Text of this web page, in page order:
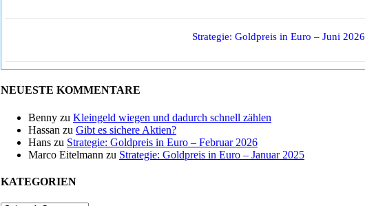
Strategie: Goldpreis in Euro – Juni 2026
NEUESTE KOMMENTARE
Benny zu Kleingeld wiegen und dadurch schnell zählen
Hassan zu Gibt es sichere Aktien?
Hans zu Strategie: Goldpreis in Euro – Februar 2026
Marco Eitelmann zu Strategie: Goldpreis in Euro – Januar 2025
KATEGORIEN